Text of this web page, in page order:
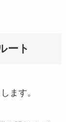
ート
ます。